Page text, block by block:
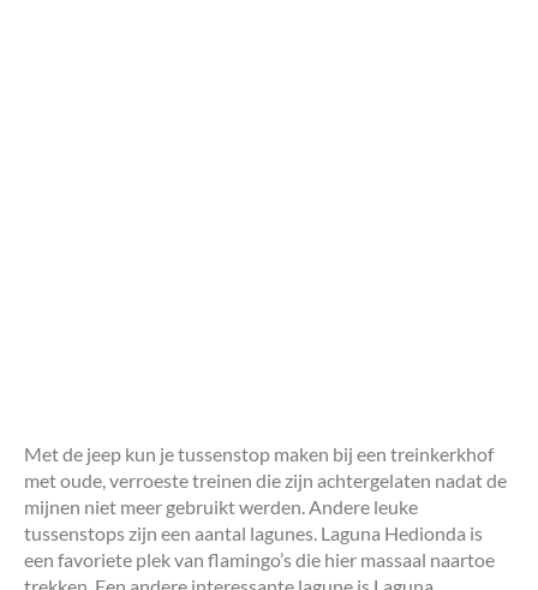
Met de jeep kun je tussenstop maken bij een treinkerkhof
met oude, verroeste treinen die zijn achtergelaten nadat de
mijnen niet meer gebruikt werden. Andere leuke
tussenstops zijn een aantal lagunes. Laguna Hedionda is
een favoriete plek van flamingo’s die hier massaal naartoe